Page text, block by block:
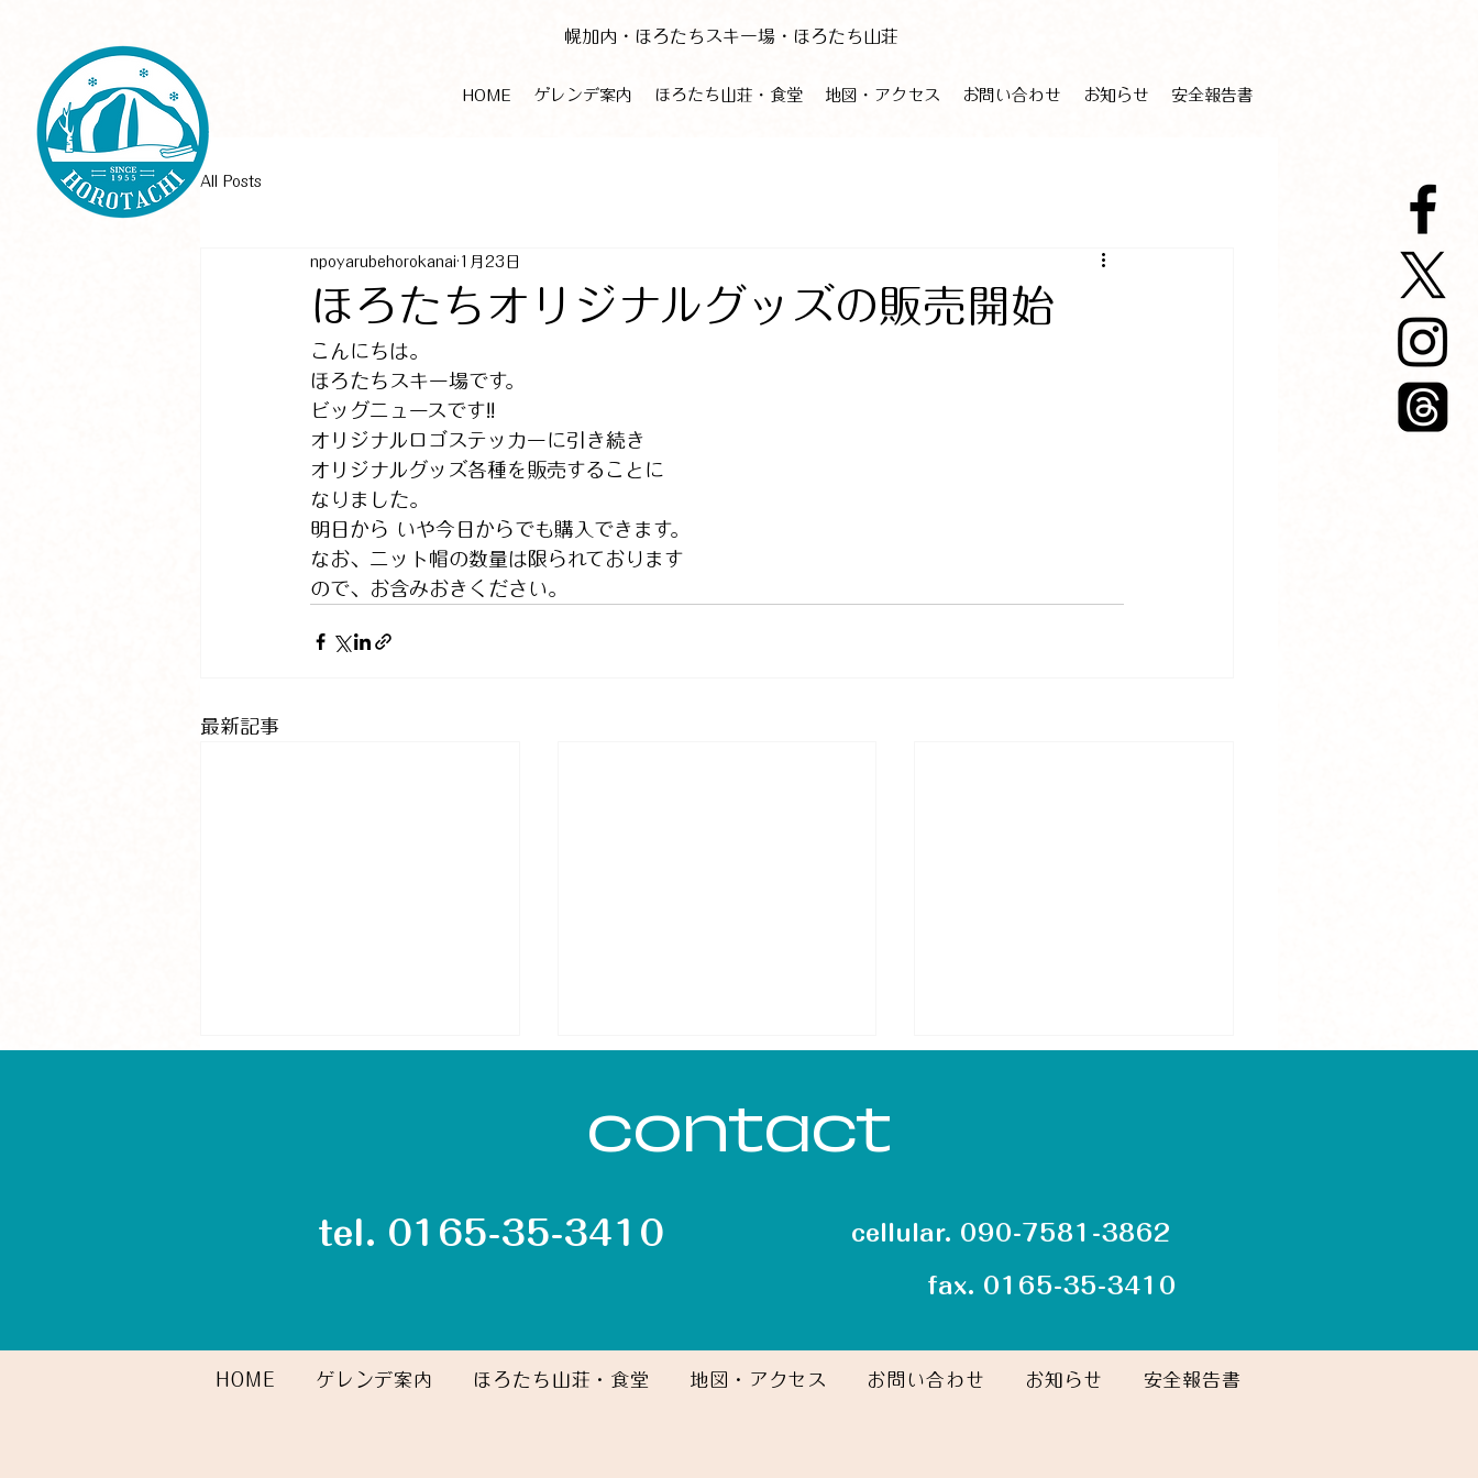
幌加内・ほろたちスキー場・ほろたち山荘
HOME ゲレンデ案内 ほろたち山荘・食堂 地図・アクセス お問い合わせ お知らせ 安全報告書
All Posts
ほろたちオリジナルグッズの販売開始
npoyarubehorokanai 1月23日
こんにちは。
ほろたちスキー場です。
ビッグニュースです!!
オリジナルロゴステッカーに引き続き
オリジナルグッズ各種を販売することに
なりました。
明日から いや今日からでも購入できます。
なお、ニット帽の数量は限られております
ので、お含みおきください。
最新記事
2026.3.21（土）
contact
tel. 0165-35-3410 cellular. 090-7581-3862
fax. 0165-35-3410
HOME ゲレンデ案内 ほろたち山荘・食堂 地図・アクセス お問い合わせ お知らせ 安全報告書